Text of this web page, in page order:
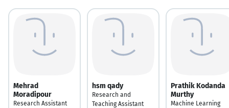
Mehrad
Moradipour
Research Assistant
hsm qady
Research and
Teaching Assistant
Prathik Kodanda
Murthy
Machine Learning